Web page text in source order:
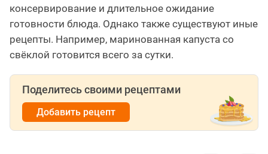
консервирование и длительное ожидание
готовности блюда. Однако также существуют иные
рецепты. Например, маринованная капуста со
свёклой готовится всего за сутки.
Поделитесь своими рецептами
Добавить рецепт